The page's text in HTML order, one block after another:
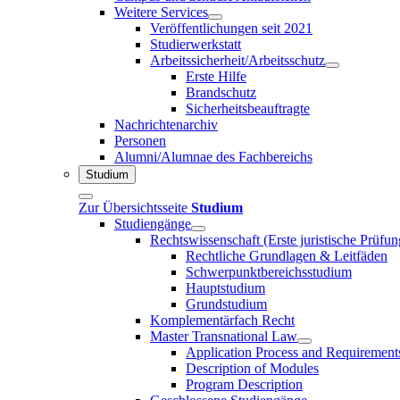
Weitere Services
Veröffentlichungen seit 2021
Studierwerkstatt
Arbeitssicherheit/Arbeitsschutz
Erste Hilfe
Brandschutz
Sicherheitsbeauftragte
Nachrichtenarchiv
Personen
Alumni/Alumnae des Fachbereichs
Studium
Zur Übersichtsseite Studium
Studiengänge
Rechtswissenschaft (Erste juristische
Rechtliche Grundlagen & Leitfäden
Schwerpunktbereichsstudium
Hauptstudium
Grundstudium
Komplementärfach Recht
Master Transnational Law
Application Process and
Description of Modules
Program Description